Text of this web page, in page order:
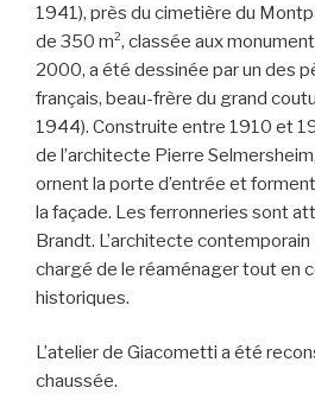
1941), près du cimetière du
de 350 m², classée aux
2000, a été dessinée par un des
français, beau-frère du grand
1944). Construite entre 1910 et
de l’architecte Pierre
ornent la porte d’entrée et
la façade. Les ferronneries sont
Brandt. L’architecte
chargé de le réaménager tout en
historiques.
L’atelier de Giacometti a été
chaussée.